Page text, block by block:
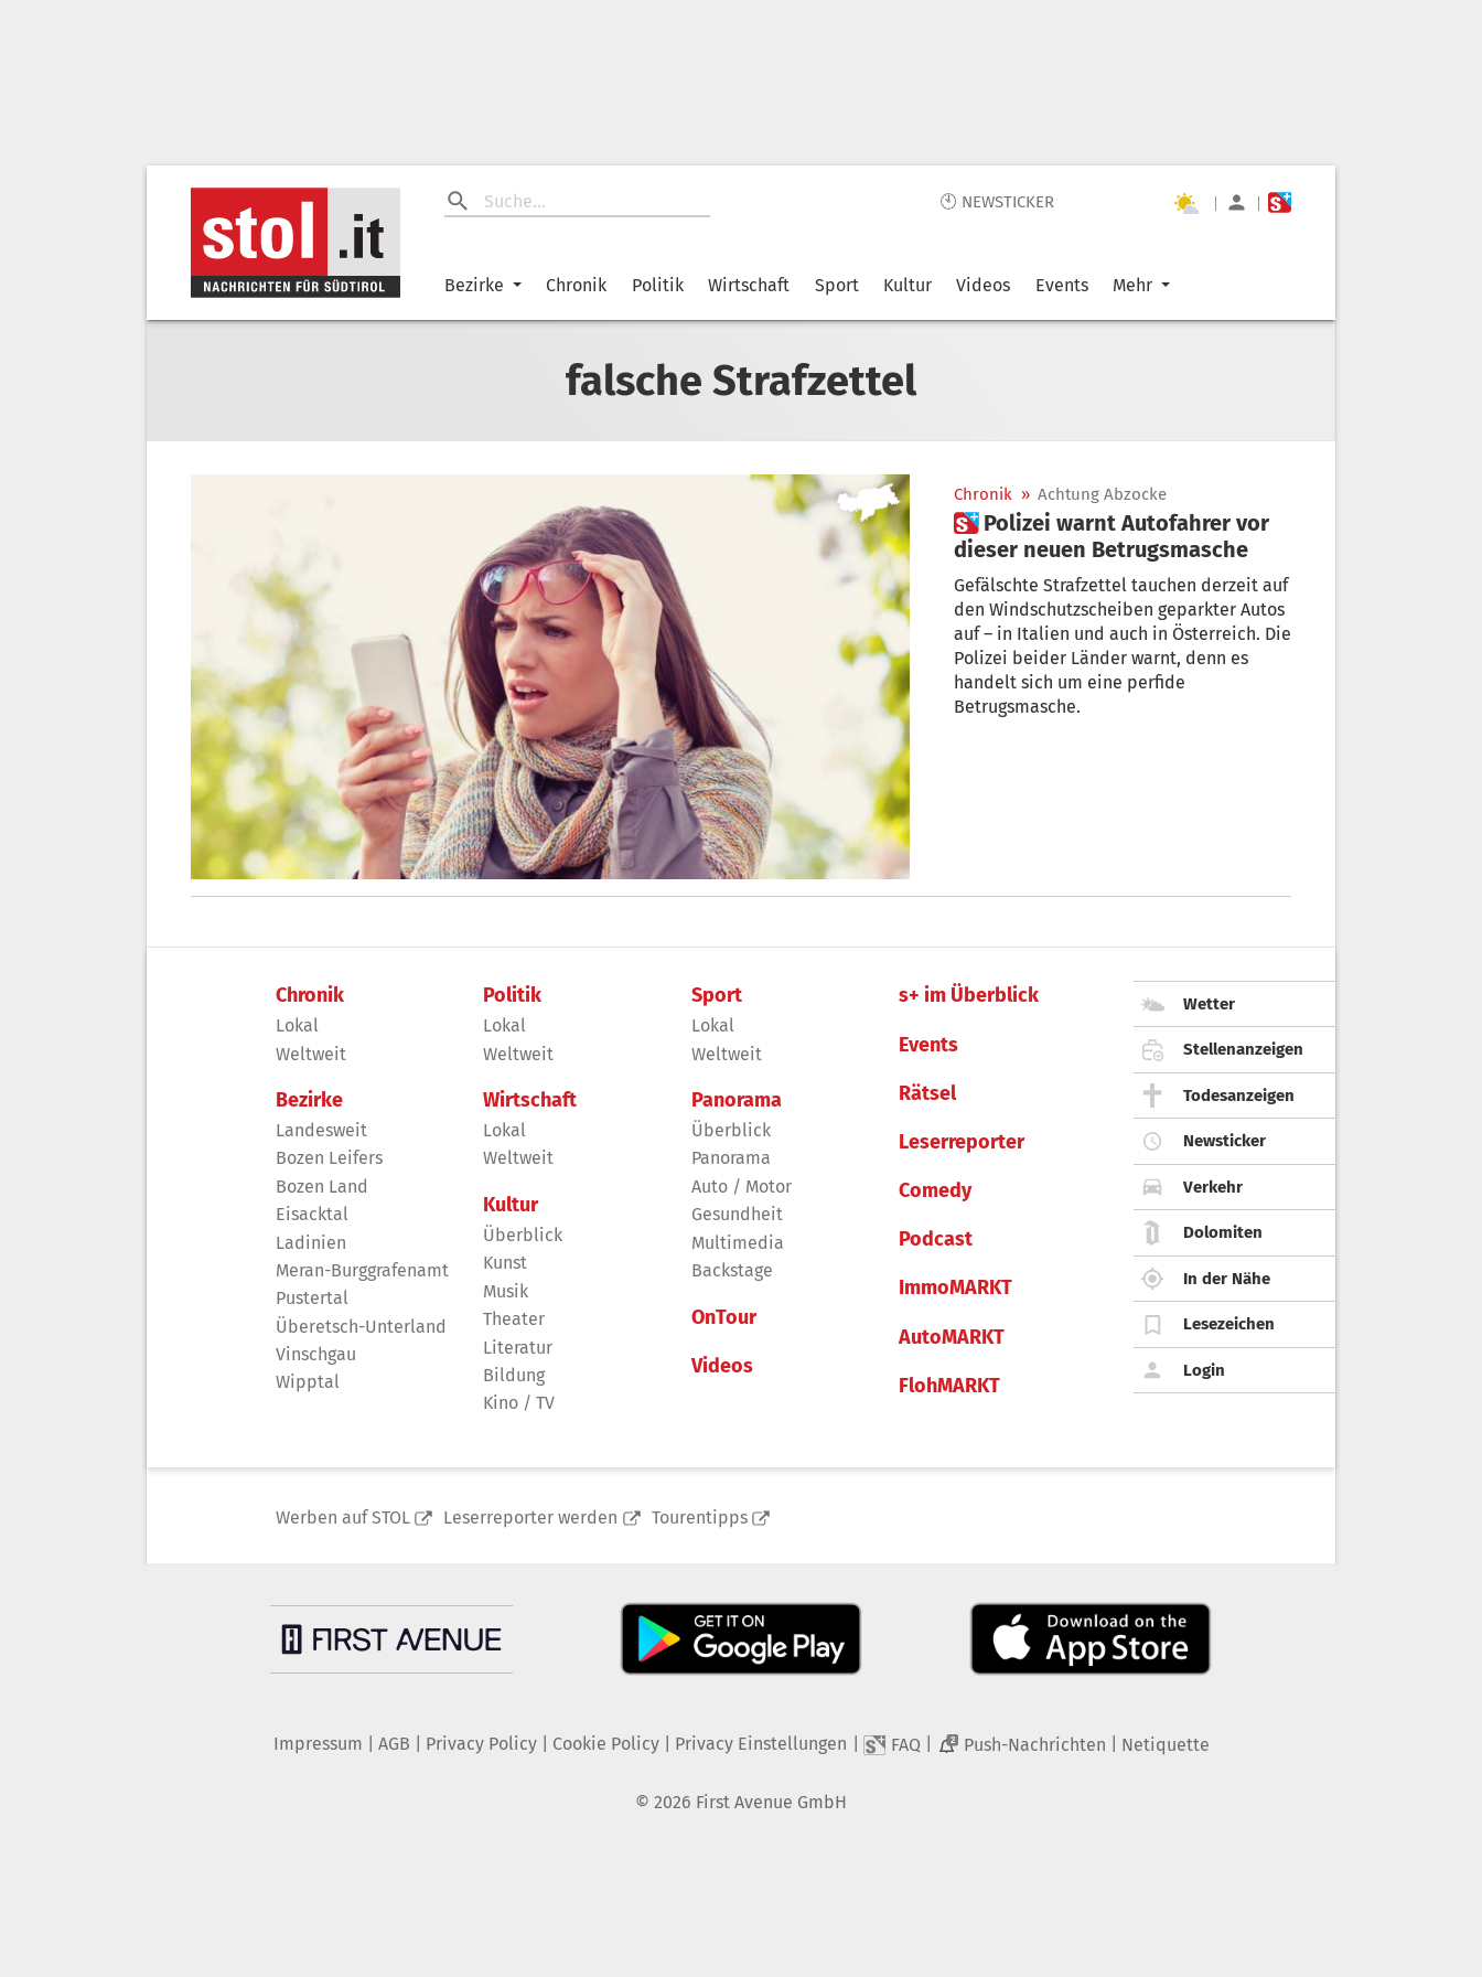
🕙 NEWSTICKER | |
Bezirke Chronik Politik Wirtschaft Sport Kultur Videos Events Mehr
falsche Strafzettel
Chronik » Achtung Abzocke
 Polizei warnt Autofahrer vor
dieser neuen Betrugsmasche
Gefälschte Strafzettel tauchen derzeit auf
den Windschutzscheiben geparkter Autos
auf – in Italien und auch in Österreich. Die
Polizei beider Länder warnt, denn es
handelt sich um eine perfide
Betrugsmasche.
Chronik
Lokal
Weltweit
Bezirke
Landesweit
Bozen Leifers
Bozen Land
Eisacktal
Ladinien
Meran-Burggrafenamt
Pustertal
Überetsch-Unterland
Vinschgau
Wipptal
Politik
Lokal
Weltweit
Wirtschaft
Lokal
Weltweit
Kultur
Überblick
Kunst
Musik
Theater
Literatur
Bildung
Kino / TV
Sport
Lokal
Weltweit
Panorama
Überblick
Panorama
Auto / Motor
Gesundheit
Multimedia
Backstage
OnTour
Videos
s+ im Überblick
Events
Rätsel
Leserreporter
Comedy
Podcast
ImmoMARKT
AutoMARKT
FlohMARKT
Wetter
Stellenanzeigen
Todesanzeigen
Newsticker
Verkehr
Dolomiten
In der Nähe
Lesezeichen
Login
Werben auf STOL Leserreporter werden Tourentipps
Impressum AGB Privacy Policy| Cookie Policy| Privacy Einstellungen FAQ 2 Push-Nachrichten Netiquette
© 2026 First Avenue GmbH